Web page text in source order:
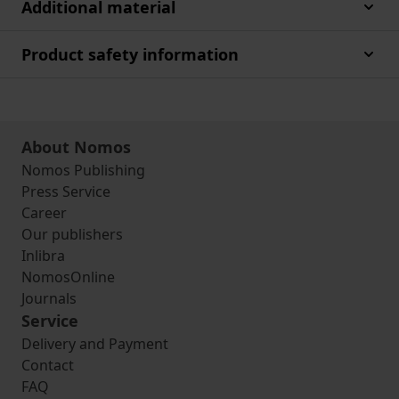
Additional material
Product safety information
About Nomos
Nomos Publishing
Press Service
Career
Our publishers
Inlibra
NomosOnline
Journals
Service
Delivery and Payment
Contact
FAQ